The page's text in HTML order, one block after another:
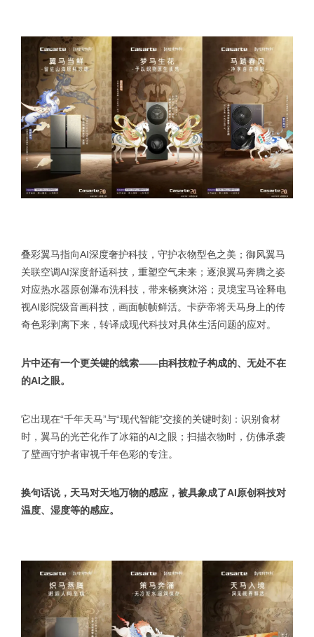
叠彩翼马指向AI深度奢护科技，守护衣物型色之美；御风翼马
关联空调AI深度舒适科技，重塑空气未来；逐浪翼马奔腾之姿
对应热水器原创瀑布洗科技，带来畅爽沐浴；灵境宝马诠释电
视AI影院级音画科技，画面帧帧鲜活。卡萨帝将天马身上的传
奇色彩剥离下来，转译成现代科技对具体生活问题的应对。
片中还有一个更关键的线索——由科技粒子构成的、无处不在
的AI之眼。
它出现在“千年天马”与“现代智能”交接的关键时刻：识别食材
时，翼马的光芒化作了冰箱的AI之眼；扫描衣物时，仿佛承袭
了壁画守护者审视千年色彩的专注。
换句话说，天马对天地万物的感应，被具象成了AI原创科技对
温度、湿度等的感应。